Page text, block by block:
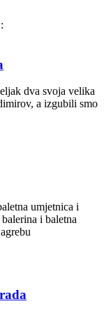
:
dva svoja velika
a izgubili smo
umjetnica i
i baletna